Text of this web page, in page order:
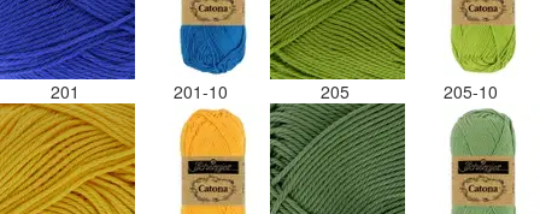
201 201-10 205 205-10